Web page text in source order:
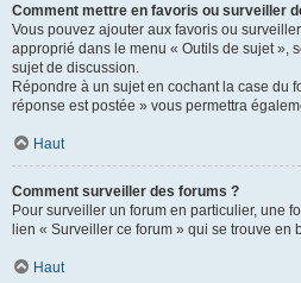
Comment mettre en favoris ou surveiller
Vous pouvez ajouter aux favoris ou
approprié dans le menu « Outils de sujet »,
sujet de discussion.
Répondre à un sujet en cochant la case du
réponse est postée » vous permettra
Haut
Comment surveiller des forums ?
Pour surveiller un forum en particulier, une
lien « Surveiller ce forum » qui se trouve en
Haut